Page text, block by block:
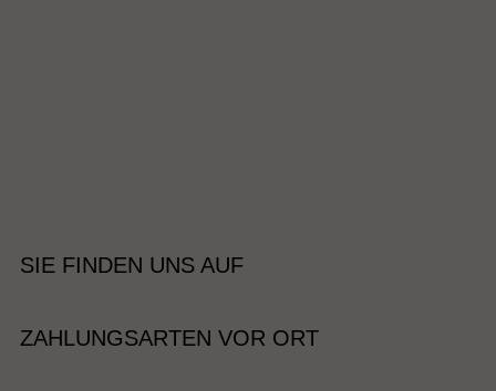
SIE FINDEN UNS AUF
ZAHLUNGSARTEN VOR ORT